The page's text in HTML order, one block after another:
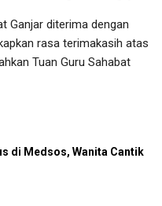
Ganjar diterima dengan
rasa terimakasih atas
Tuan Guru Sahabat
di Medsos, Wanita Cantik